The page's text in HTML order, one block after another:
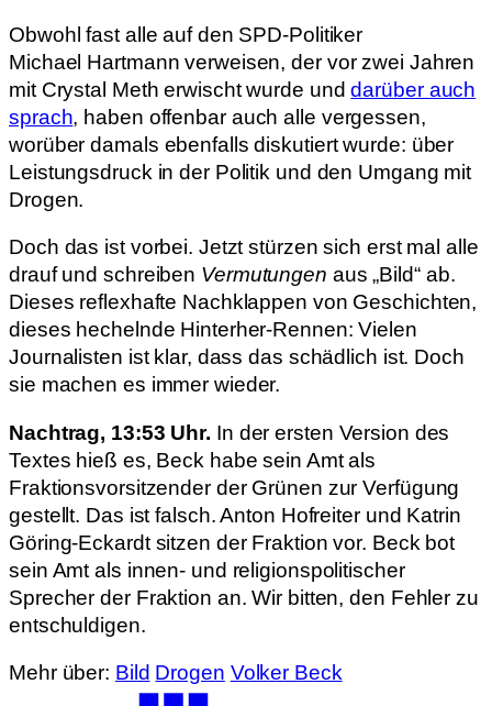
Obwohl fast alle auf den SPD-Politiker
Michael Hartmann verweisen, der vor zwei Jahren
mit Crystal Meth erwischt wurde unddarüber auch
sprach, haben offenbar auch alle vergessen,
worüber damals ebenfalls diskutiert wurde: über
Leistungsdruck in der Politik und den Umgang mit
Drogen.
Doch das ist vorbei. Jetzt stürzen sich erst mal alle
drauf und schreiben Vermutungen aus „Bild“ ab.
Dieses reflexhafte Nachklappen von Geschichten,
dieses hechelnde Hinterher-Rennen: Vielen
Journalisten ist klar, dass das schädlich ist. Doch
sie machen es immer wieder.
Nachtrag, 13:53 Uhr. In der ersten Version des
Textes hieß es, Beck habe sein Amt als
Fraktionsvorsitzender der Grünen zur Verfügung
gestellt. Das ist falsch. Anton Hofreiter und Katrin
Göring-Eckardt sitzen der Fraktion vor. Beck bot
sein Amt als innen- und religionspolitischer
Sprecher der Fraktion an. Wir bitten, den Fehler zu
entschuldigen.
Mehr über: Bild Drogen Volker Beck